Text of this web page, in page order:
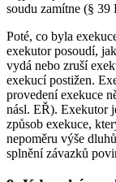
soudu zamítne (§ 39
Poté, co byla
exekutor posoudí,
vydá nebo zruší
exekucí postižen.
provedení exekuce
násl. EŘ). Exekutor
způsob exekuce,
nepoměru výše
splnění závazků